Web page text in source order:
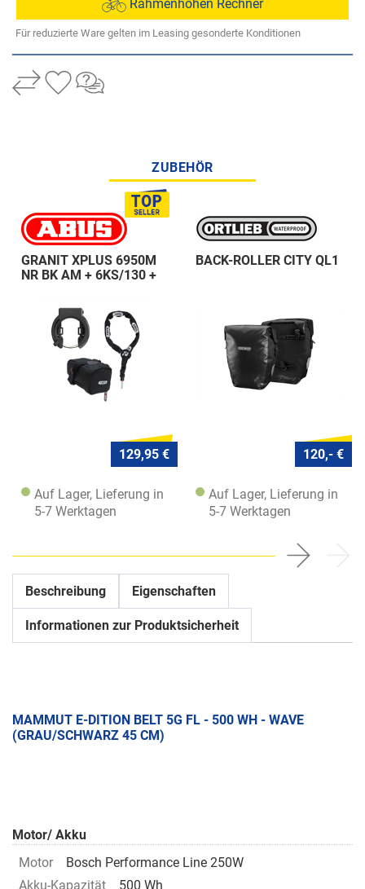
Rahmenhöhen Rechner
Für reduzierte Ware gelten im Leasing gesonderte Konditionen
ZUBEHÖR
GRANIT XPLUS 6950M
NR BK AM + 6KS/130 +
129,95 €
Auf Lager, Lieferung in
5-7 Werktagen
BACK-ROLLER CITY QL1
120,- €
Auf Lager, Lieferung in
5-7 Werktagen
Beschreibung Eigenschaften
Informationen zur Produktsicherheit
MAMMUT E-DITION BELT 5G FL - 500 WH - WAVE
(GRAU/SCHWARZ 45 CM)
Motor/ Akku
Motor
Bosch Performance Line 250W
Akku-Kapazität
500 Wh